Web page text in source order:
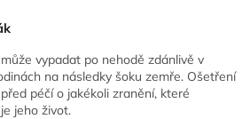
vypadat po nehodě zdánlivě v
na následky šoku zemře. Ošetření
péčí o jakékoli zranění, které
jeho život.